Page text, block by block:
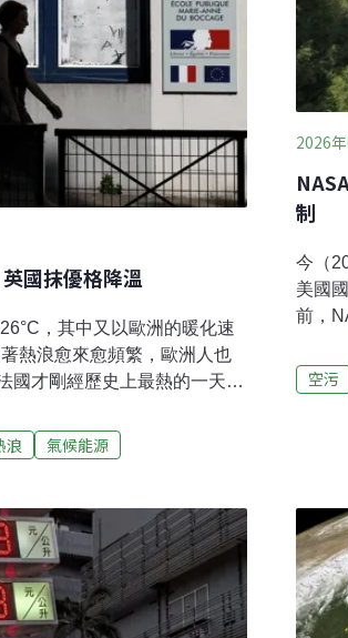
國抹優格降溫
，其中又以歐洲的暖化速
熱浪愈來愈頻繁，歐洲人也
國才剛經歷史上最熱的一天。
，並拍胸脯保證不會有異味
BBC》報導，今年夏天，法
，甚至賣到缺貨。根據知名國
匠和家庭會用白堊粉來打磨玻
底。此外，白堊粉也會被塗
分是碳酸鈣（CaCO₃），也
抵抗
浪 氣候能源
2026
制
今（
美國
前，
（7-
染運
及大
航空
空污